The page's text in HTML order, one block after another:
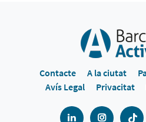
Contacte A la ciutat
Avís Legal
Privacitat